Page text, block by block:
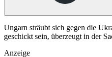
Ungarn sträubt sich gegen die
geschickt sein, überzeugt in der
Anzeige